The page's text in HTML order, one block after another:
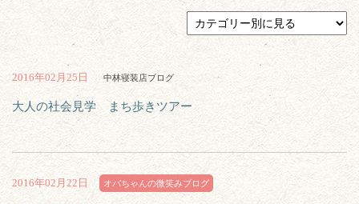
2016年02月25日 中林寝装店ブログ
大人の社会見学 まち歩きツアー
2016年02月22日 オバちゃんの微笑みブログ